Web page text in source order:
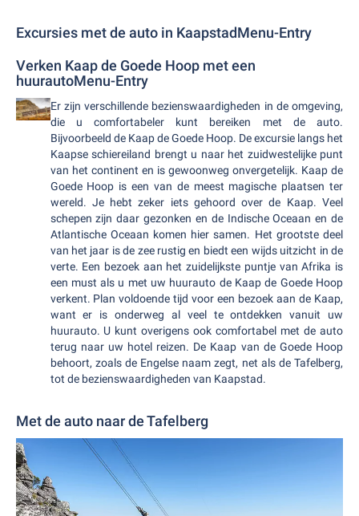
Excursies met de auto in KaapstadMenu-Entry
Verken Kaap de Goede Hoop met een
huurautoMenu-Entry
Er zijn verschillende bezienswaardigheden in de omgeving,
die u comfortabeler kunt bereiken met de auto.
Bijvoorbeeld de Kaap de Goede Hoop. De excursie langs het
Kaapse schiereiland brengt u naar het zuidwestelijke punt
van het continent en is gewoonweg onvergetelijk. Kaap de
Goede Hoop is een van de meest magische plaatsen ter
wereld. Je hebt zeker iets gehoord over de Kaap. Veel
schepen zijn daar gezonken en de Indische Oceaan en de
Atlantische Oceaan komen hier samen. Het grootste deel
van het jaar is de zee rustig en biedt een wijds uitzicht in de
verte. Een bezoek aan het zuidelijkste puntje van Afrika is
een must als u met uw huurauto de Kaap de Goede Hoop
verkent. Plan voldoende tijd voor een bezoek aan de Kaap,
want er is onderweg al veel te ontdekken vanuit uw
huurauto. U kunt overigens ook comfortabel met de auto
terug naar uw hotel reizen. De Kaap van de Goede Hoop
behoort, zoals de Engelse naam zegt, net als de Tafelberg,
tot de bezienswaardigheden van Kaapstad.
Met de auto naar de Tafelberg